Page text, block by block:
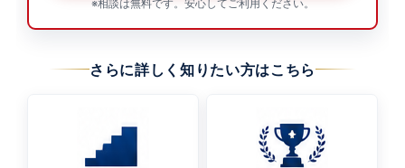
※相談は無料です。安心してご利用ください。
さらに詳しく知りたい方はこちら